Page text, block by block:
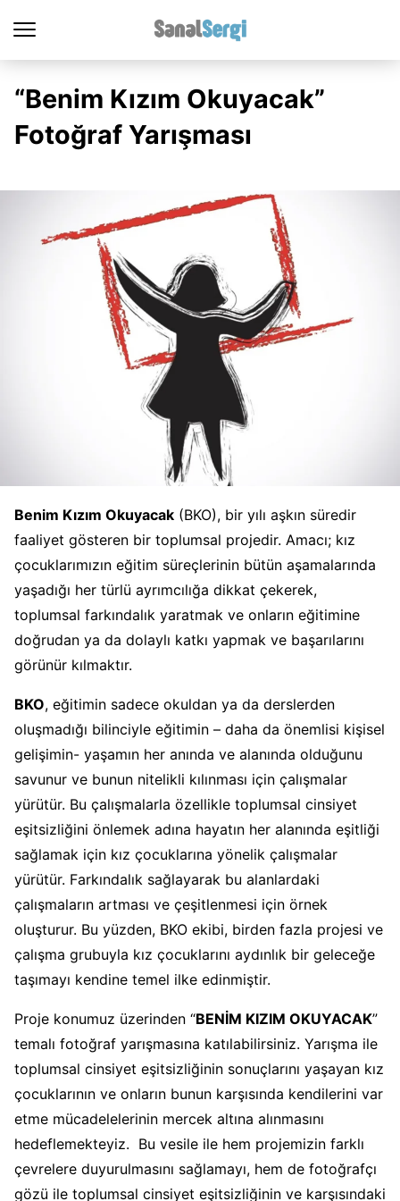
“Benim Kızım Okuyacak”
Fotoğraf Yarışması
Benim Kızım Okuyacak (BKO), bir yılı aşkın süredir
faaliyet gösteren bir toplumsal projedir. Amacı; kız
çocuklarımızın eğitim süreçlerinin bütün aşamalarında
yaşadığı her türlü ayrımcılığa dikkat çekerek,
toplumsal farkındalık yaratmak ve onların eğitimine
doğrudan ya da dolaylı katkı yapmak ve başarılarını
görünür kılmaktır.
BKO, eğitimin sadece okuldan ya da derslerden
oluşmadığı bilinciyle eğitimin – daha da önemlisi kişisel
gelişimin- yaşamın her anında ve alanında olduğunu
savunur ve bunun nitelikli kılınması için çalışmalar
yürütür. Bu çalışmalarla özellikle toplumsal cinsiyet
eşitsizliğini önlemek adına hayatın her alanında eşitliği
sağlamak için kız çocuklarına yönelik çalışmalar
yürütür. Farkındalık sağlayarak bu alanlardaki
çalışmaların artması ve çeşitlenmesi için örnek
oluşturur. Bu yüzden, BKO ekibi, birden fazla projesi ve
çalışma grubuyla kız çocuklarını aydınlık bir geleceğe
taşımayı kendine temel ilke edinmiştir.
Proje konumuz üzerinden “BENİM KIZIM OKUYACAK”
temalı fotoğraf yarışmasına katılabilirsiniz. Yarışma ile
toplumsal cinsiyet eşitsizliğinin sonuçlarını yaşayan kız
çocuklarının ve onların bunun karşısında kendilerini var
etme mücadelelerinin mercek altına alınmasını
hedeflemekteyiz. Bu vesile ile hem projemizin farklı
çevrelere duyurulmasını sağlamayı, hem de fotoğrafçı
gözü ile toplumsal cinsiyet eşitsizliğinin ve karşısındaki